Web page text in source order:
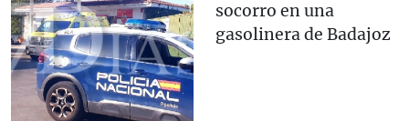
socorro en una
gasolinera de Badajoz